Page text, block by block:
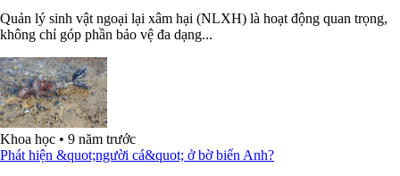
Quản lý sinh vật ngoại lại xâm hại (NLXH) là hoạt động quan trọng,
không chỉ góp phần bảo vệ đa dạng...
Khoa học • 9 năm trước
Phát hiện &quot;người cá&quot; ở bờ biển Anh?